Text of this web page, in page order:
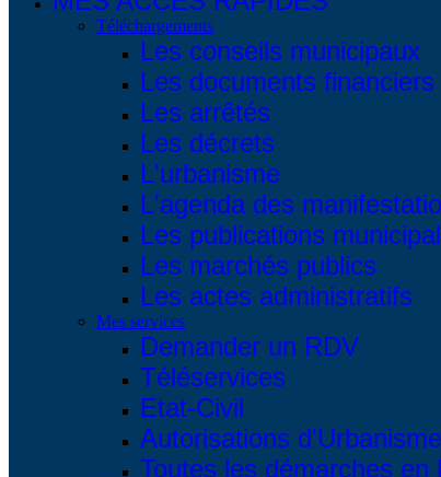
Téléchargements
Les conseils municipaux
Les documents financiers
Les arrêtés
Les décrets
L'urbanisme
L'agenda des
Les publications
Les marchés publics
Les actes administratifs
Mes services
Demander un RDV
Téléservices
Etat-Civil
Autorisations d'Urbanisme
Toutes les démarches en